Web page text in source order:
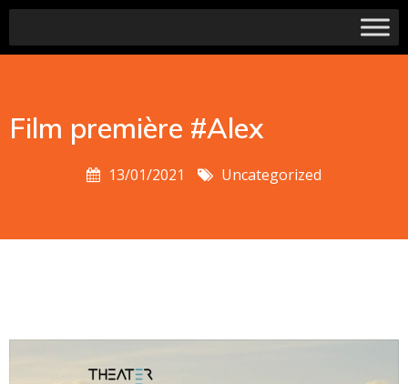
Film première #Alex
13/01/2021 Uncategorized